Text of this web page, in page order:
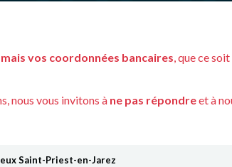
vos coordonnées bancaires, que ce
nous vous invitons à ne pas répondreet à
Saint-Priest-en-Jarez